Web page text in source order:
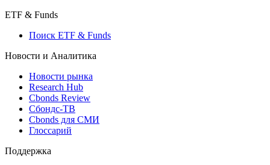
ETF & Funds
Поиск ETF & Funds
Новости и Аналитика
Новости рынка
Research Hub
Cbonds Review
Сбондс-ТВ
Cbonds для СМИ
Глоссарий
Поддержка